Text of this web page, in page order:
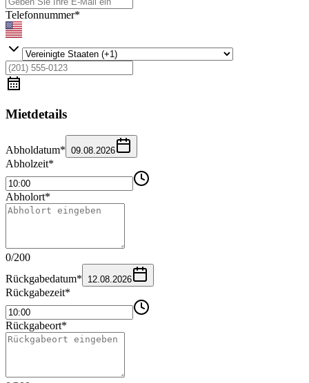
Telefonnummer*
Mietdetails
Abholdatum* 09.08.2026
Abholzeit*
Abholort*
0/200
Rückgabedatum* 12.08.2026
Rückgabezeit*
Rückgabeort*